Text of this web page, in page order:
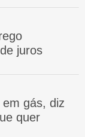
juros
em gás, diz
quer